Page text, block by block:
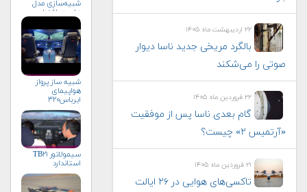
۲۲ اردیبهشت ماه ۱۴۰۵
بالگرد مریخی جدید ناسا دیوار
صوتی را می‌شکند
۲۲ فروردین ماه ۱۴۰۵
گام بعدی ناسا پس از موفقیت
«آرتمیس ۲» چیست؟
۲۱ فروردین ماه ۱۴۰۵
تاکسی‌های هوایی در ۲۶ ایالت
شبیه‌سازی مدل
های هوافضا
شبیه ساز پرواز
هواپیمای
ایرباس۳۲۰
سیمولاتور TB۲۱
استاندارد